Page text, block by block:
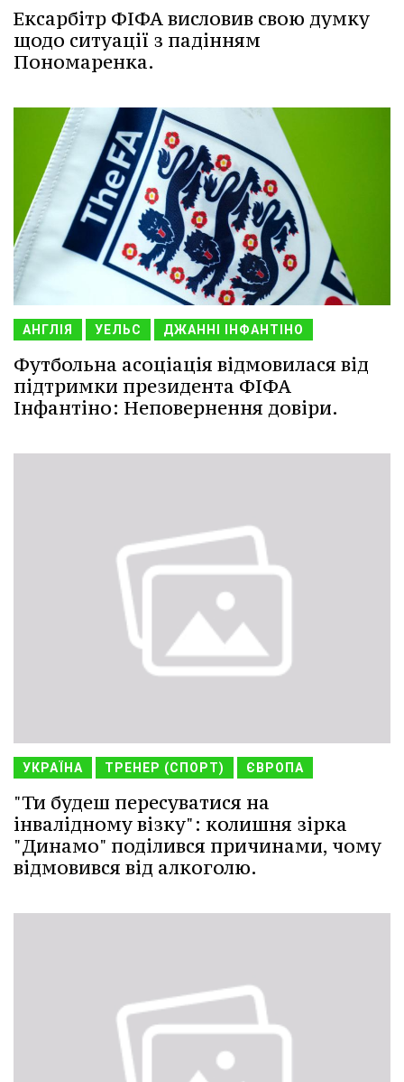
Ексарбітр ФІФА висловив свою думку
щодо ситуації з падінням
Пономаренка.
АНГЛІЯ УЕЛЬС ДЖАННІ ІНФАНТІНО
Футбольна асоціація відмовилася від
підтримки президента ФІФА
Інфантіно: Неповернення довіри.
УКРАЇНА ТРЕНЕР (СПОРТ) ЄВРОПА
"Ти будеш пересуватися на
інвалідному візку": колишня зірка
"Динамо" поділився причинами, чому
відмовився від алкоголю.